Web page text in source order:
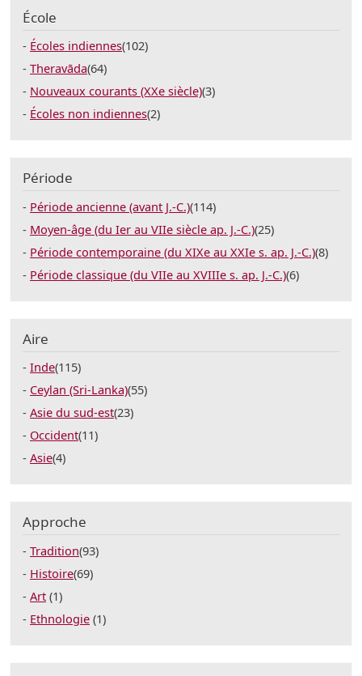
École
Écoles indiennes(102)
Theravāda(64)
Nouveaux courants (XXe siècle)(3)
Écoles non indiennes(2)
Période
Période ancienne (avant J.-C.)(114)
Moyen-âge (du Ier au VIIe siècle ap. J.-C.)(25)
Période contemporaine (du XIXe au XXIe s. ap. J.-C.)(8)
Période classique (du VIIe au XVIIIe s. ap. J.-C.)(6)
Aire
Inde(115)
Ceylan (Sri-Lanka)(55)
Asie du sud-est(23)
Occident(11)
Asie(4)
Approche
Tradition(93)
Histoire(69)
Art (1)
Ethnologie (1)